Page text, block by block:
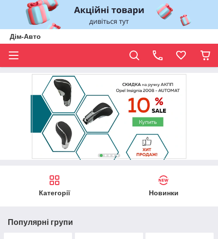
Дім-Авто
Категорії Новинки
Популярні групи